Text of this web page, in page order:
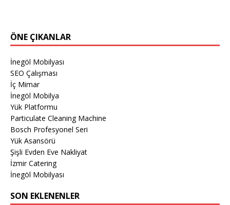
ÖNE ÇIKANLAR
İnegöl Mobilyası
SEO Çalışması
İç Mimar
İnegöl Mobilya
Yük Platformu
Particulate Cleaning Machine
Bosch Profesyonel Seri
Yük Asansörü
Şişli Evden Eve Nakliyat
İzmir Catering
İnegöl Mobilyası
SON EKLENENLER